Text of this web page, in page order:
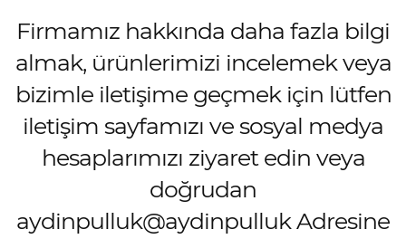
Firmamız hakkında daha fazla bilgi
almak, ürünlerimizi incelemek veya
bizimle iletişime geçmek için lütfen
iletişim sayfamızı ve sosyal medya
hesaplarımızı ziyaret edin veya
doğrudan
aydinpulluk@aydinpulluk Adresine